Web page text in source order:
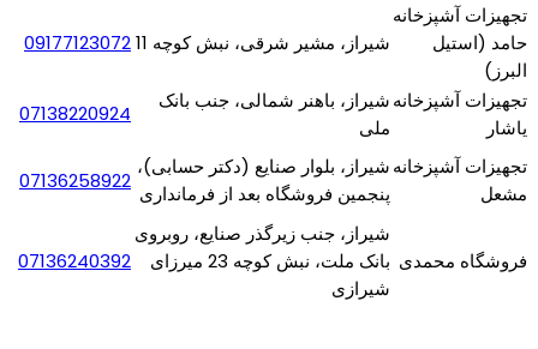
تجهیزات آشپزخانه
حامد (استیل
البرز)
شیراز، مشیر شرقی، نبش کوچه 11 09177123072
تجهیزات آشپزخانه
یاشار
شیراز، باهنر شمالی، جنب بانک
ملی
07138220924
تجهیزات آشپزخانه
مشعل
شیراز، بلوار صنایع (دکتر حسابی)،
پنجمین فروشگاه بعد از فرمانداری
07136258922
فروشگاه محمدی
شیراز، جنب زیرگذر صنایع، روبروی
بانک ملت، نبش کوچه 23 میرزای
شیرازی
07136240392